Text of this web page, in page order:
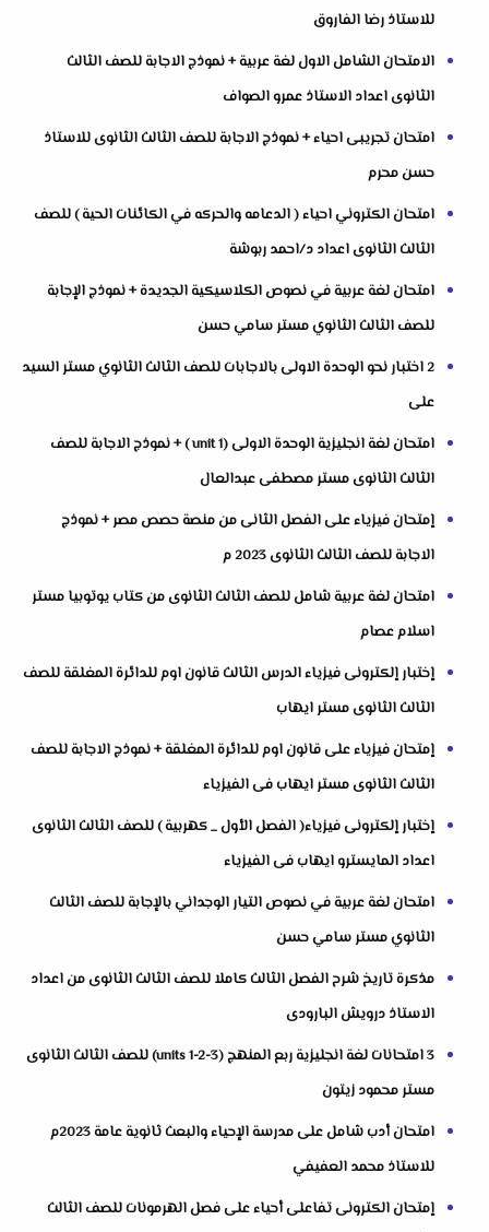
للاستاذ رضا الفاروق
الامتحان الشامل الاول لغة عربية + نموذج الاجابة للصف الثالث
الثانوى اعداد الاستاذ عمرو الصواف
امتحان تجريبى احياء + نموذج الاجابة للصف الثالث الثانوى للاستاذ
حسن محرم
امتحان الكتروني احياء ( الدعامه والحركه في الكائنات الحية ) للصف
الثالث الثانوى اعداد د/احمد ربوشة
امتحان لغة عربية في نصوص الكلاسيكية الجديدة + نموذج الإجابة
للصف الثالث الثانوي مستر سامي حسن
2 اختبار نحو الوحدة الاولى بالاجابات للصف الثالث الثانوي مستر السيد
على
امتحان لغة انجليزية الوحدة الاولى (unit 1 ) + نموذج الاجابة للصف
الثالث الثانوى مستر مصطفى عبدالعال
إمتحان فيزياء على الفصل الثانى من منصة حصص مصر + نموذج
الاجابة للصف الثالث الثانوى 2023 م
امتحان لغة عربية شامل للصف الثالث الثانوى من كتاب يوتوبيا مستر
اسلام عصام
إختبار إلكترونى فيزياء الدرس الثالث قانون اوم للدائرة المغلقة للصف
الثالث الثانوى مستر ايهاب
إمتحان فيزياء على قانون اوم للدائرة المغلقة + نموذج الاجابة للصف
الثالث الثانوى مستر ايهاب فى الفيزياء
إختبار إلكترونى فيزياء( الفصل الأول _ كهربية ) للصف الثالث الثانوى
اعداد المايسترو ايهاب فى الفيزياء
امتحان لغة عربية في نصوص التيار الوجداني بالإجابة للصف الثالث
الثانوي مستر سامي حسن
مذكرة تاريخ شرح الفصل الثالث كاملا للصف الثالث الثانوى من اعداد
الاستاذ درويش البارودى
3 امتحانات لغة انجليزية ربع المنهج (units 1-2-3) للصف الثالث الثانوى
مستر محمود زيتون
امتحان أدب شامل على مدرسة الإحياء والبعث ثانوية عامة 2023م
للاستاذ محمد العفيفي
إمتحان الكترونى تفاعلى أحياء على فصل الهرمونات للصف الثالث